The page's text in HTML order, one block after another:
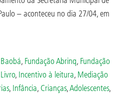
– aconteceu no dia 27/04, em
Baobá, Fundação Abrinq, Fundação
Livro, Incentivo à leitura, Mediação
, Infância, Crianças,Adolescentes,